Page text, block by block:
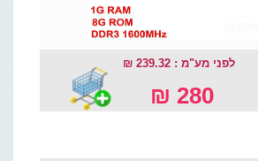
לפני מע"מ : 239.32 ₪
280 ₪